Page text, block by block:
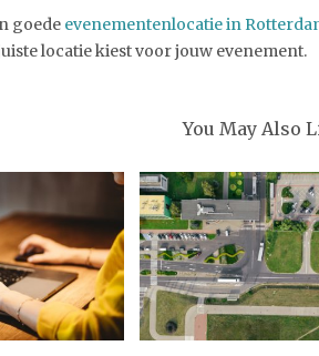
goede evenementenlocatie in
locatie kiest voor jouw evenement.
You May Also